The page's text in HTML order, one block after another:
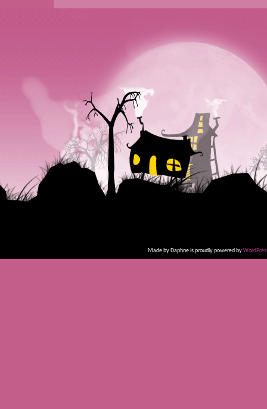
Made by Daphne is proudly powered by